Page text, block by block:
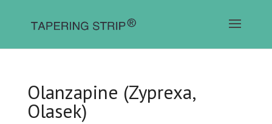
Olanzapine (Zyprexa,
Olasek)